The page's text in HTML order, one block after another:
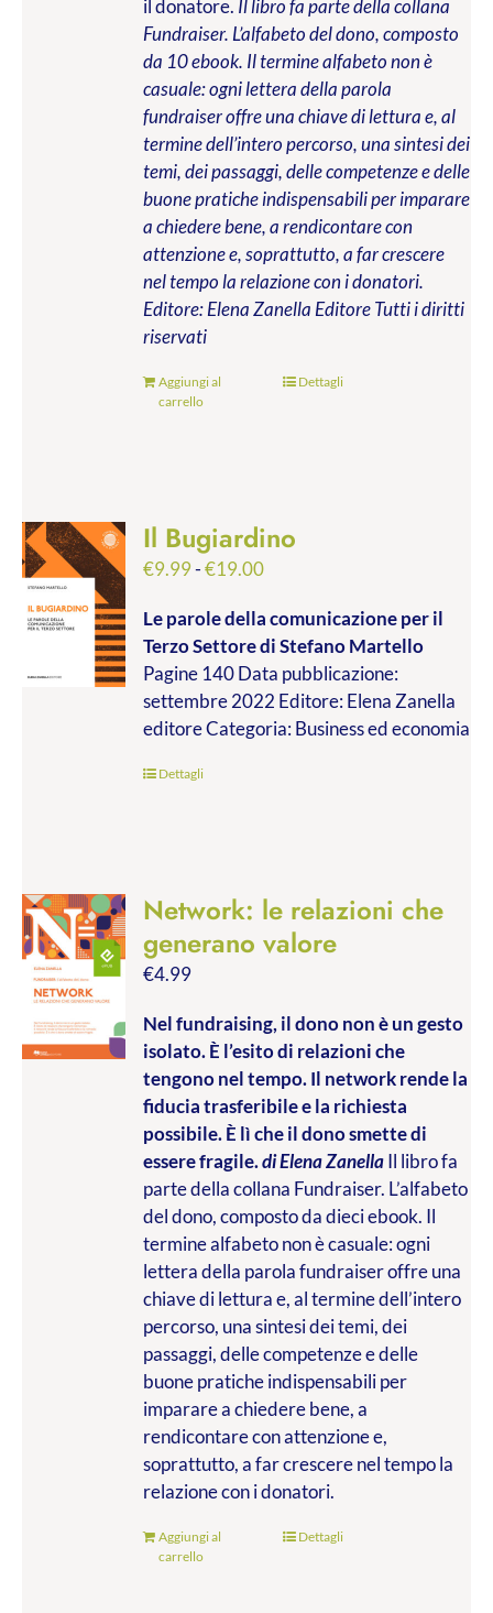
il donatore. Il libro fa parte della collana
Fundraiser. L’alfabeto del dono, composto
da 10 ebook. Il termine alfabeto non è
casuale: ogni lettera della parola
fundraiser offre una chiave di lettura e, al
termine dell’intero percorso, una sintesi dei
temi, dei passaggi, delle competenze e delle
buone pratiche indispensabili per imparare
a chiedere bene, a rendicontare con
attenzione e, soprattutto, a far crescere
nel tempo la relazione con i donatori.
Editore: Elena Zanella EditoreTutti i diritti
riservati
Aggiungi al
carrello
Dettagli
Il Bugiardino
€9.99-€19.00Fascia
prezzo:
da
€9.99
a
€19.00
Le parole della comunicazione per il
Terzo Settoredi Stefano Martello
Pagine 140 Data pubblicazione:
settembre 2022 Editore: Elena Zanella
editore Categoria: Business ed economia
Dettagli
Network: le relazioni che
generano valore
€4.99
Nel fundraising, il dono non è un gesto
isolato. È l’esito di relazioni che
tengono nel tempo. Il network rende la
fiducia trasferibile e la richiesta
possibile. È lì che il dono smette di
essere fragile.di Elena ZanellaIl libro fa
parte della collana Fundraiser. L’alfabeto
del dono, composto da dieci ebook. Il
termine alfabeto non è casuale: ogni
lettera della parola fundraiser offre una
chiave di lettura e, al termine dell’intero
percorso, una sintesi dei temi, dei
passaggi, delle competenze e delle
buone pratiche indispensabili per
imparare a chiedere bene, a
rendicontare con attenzione e,
soprattutto, a far crescere nel tempo la
relazione con i donatori.
Aggiungi al
carrello
Dettagli